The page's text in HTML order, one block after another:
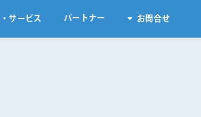
サービス パートナー お問合せ